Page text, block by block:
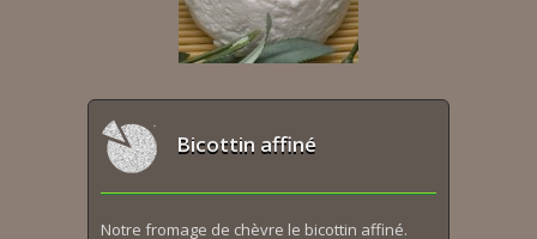
Bicottin affiné
Notre fromage de chèvre le bicottin affiné.